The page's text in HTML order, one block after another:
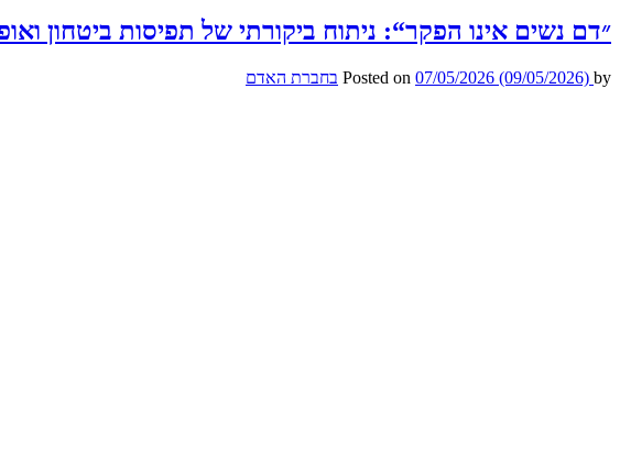
״דם נשים אינו הפקר“: ניתוח ביקורתי של תפיסות ביטחון
Posted on 07/05/2026 (09/05/2026) by בחברת האדם